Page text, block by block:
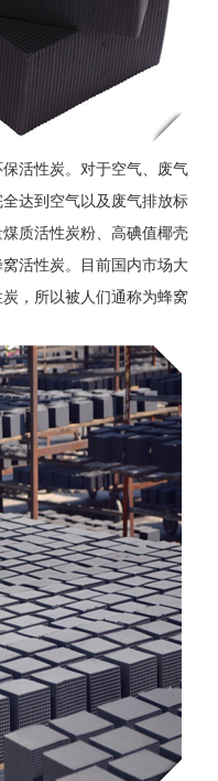
活性炭。对于空气、废气
达到空气以及废气排放标
质活性炭粉、高碘值椰壳
活性炭。目前国内市场大
，所以被人们通称为蜂窝